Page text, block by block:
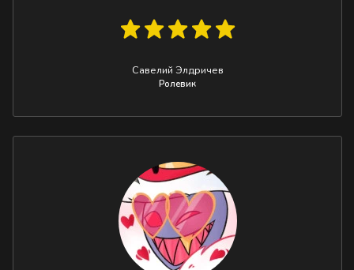
Савелий Элдричев
Ролевик